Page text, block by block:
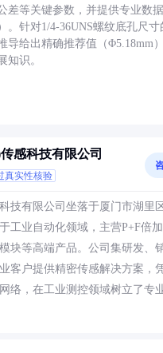
差等关键参数，并提供专业数
。针对1/4-36UNS螺纹底孔尺寸
导给出精确推荐值（Φ5.18mm
知识。
感科技有限公司
真实性核验
技有限公司坐落于厦门市湖里
工业自动化领域，主营P+F倍
块等高端产品。公司集研发、
客户提供精密传感解决方案，
络，在工业测控领域树立了专